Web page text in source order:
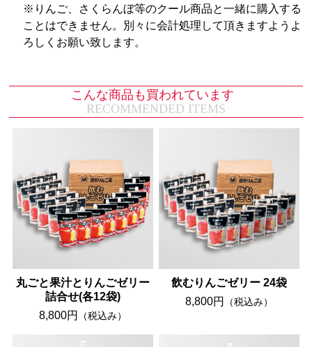
※りんご、さくらんぼ等のクール商品と一緒に購入する
ことはできません。別々に会計処理して頂きますようよ
ろしくお願い致します。
RECOMMENDED ITEMS
こんな商品も買われています
丸ごと果汁とりんごゼリー
詰合せ(各12袋)
8,800円
（税込み）
飲むりんごゼリー 24袋
8,800円
（税込み）